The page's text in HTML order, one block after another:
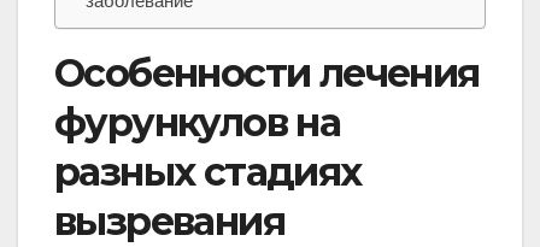
Особенности лечения
фурункулов на
разных стадиях
вызревания